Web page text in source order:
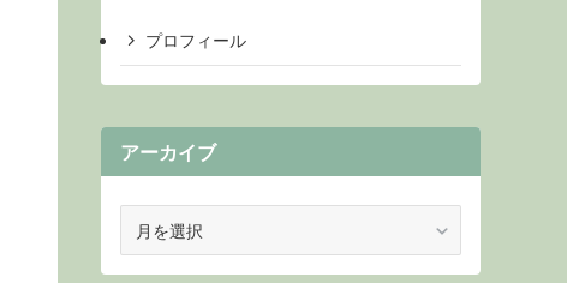
プロフィール
アーカイブ
カ